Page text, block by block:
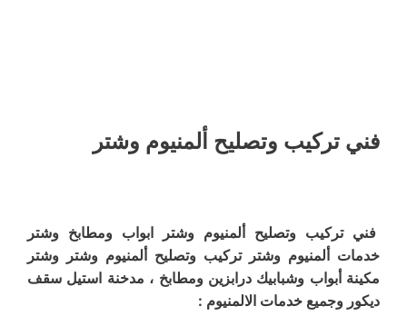
فني تركيب وتصليح ألمنيوم وشتر
فني تركيب وتصليح ألمنيوم وشتر ابواب ومطابخ وشتر
خدمات ألمنيوم وشتر تركيب وتصليح ألمنيوم وشتر وشتر
مكينة أبواب وشبابيك درابزين ومطابخ ، مدخنة استيل سقف
ديكور وجميع خدمات الالمنيوم :